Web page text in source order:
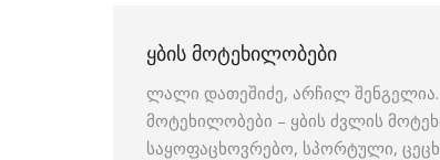
ᲧᲑᲘᲡ ᲛᲝᲢᲔᲮᲘᲚᲝᲑᲔᲑᲘ
ლალი დათეშიძე, არჩილ შენგელია.
მოტეხილობები – ყბის ძვლის
საყოფაცხოვრებო, სპორტული,